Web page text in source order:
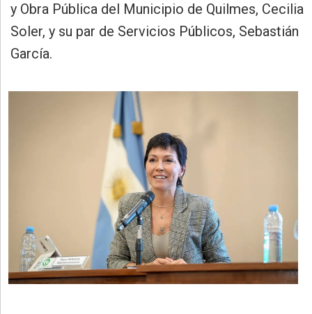
y Obra Pública del Municipio de Quilmes, Cecilia
Soler, y su par de Servicios Públicos, Sebastián
García.